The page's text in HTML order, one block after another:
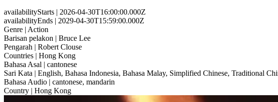
availabilityStarts | 2026-04-30T16:00:00.000Z
availabilityEnds | 2029-04-30T15:59:00.000Z
Genre | Action
Barisan pelakon | Bruce Lee
Pengarah | Robert Clouse
Countries | Hong Kong
Bahasa Asal | cantonese
Sari Kata | English, Bahasa Indonesia, Bahasa Malay, Simplified Chinese, Traditional
Bahasa Audio | cantonese, mandarin
Country | Hong Kong